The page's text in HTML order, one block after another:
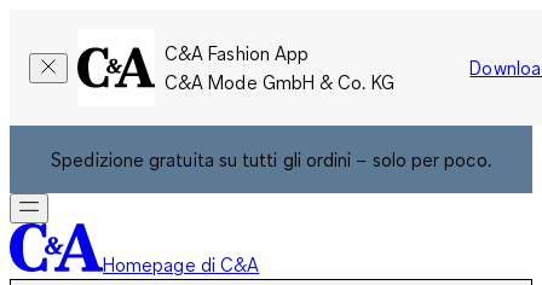
C&A Fashion App
C&A Mode GmbH & Co. KG
Spedizione gratuita su tutti gli ordini – solo per poco.
Homepage di C&A